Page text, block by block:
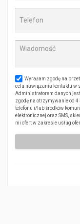
Wyrażam zgodę na
celu nawiązania kontaktu w
Administratorem danych
zgodę na otrzymywanie od
telefonu i/lub środków
elektronicznej oraz SMS,
mi ofert w zakresie usług